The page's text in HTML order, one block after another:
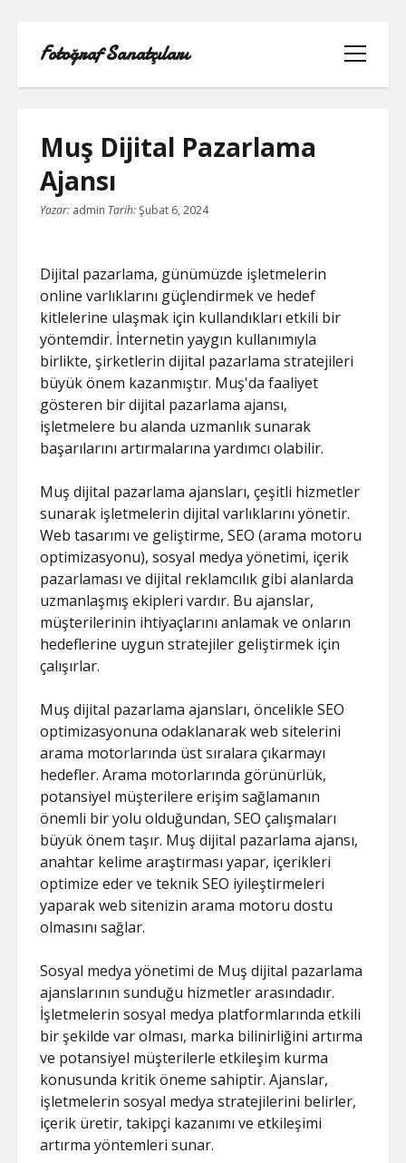
Fotoğraf Sanatçıları
menüyü
aç
SPOTIFY TAKIPÇI HILESI EN İYI
TWITTER PROFIL RESMI SIĞMIYOR
YOUTUBE DISLIKE YÜKLEME HILESI
Muş Dijital Pazarlama
Ajansı
Yazar: admin Tarih:Şubat 6, 2024
Dijital pazarlama, günümüzde işletmelerin
online varlıklarını güçlendirmek ve hedef
kitlelerine ulaşmak için kullandıkları etkili bir
yöntemdir. İnternetin yaygın kullanımıyla
birlikte, şirketlerin dijital pazarlama stratejileri
büyük önem kazanmıştır. Muş'da faaliyet
gösteren bir dijital pazarlama ajansı,
işletmelere bu alanda uzmanlık sunarak
başarılarını artırmalarına yardımcı olabilir.
Muş dijital pazarlama ajansları, çeşitli hizmetler
sunarak işletmelerin dijital varlıklarını yönetir.
Web tasarımı ve geliştirme, SEO (arama motoru
optimizasyonu), sosyal medya yönetimi, içerik
pazarlaması ve dijital reklamcılık gibi alanlarda
uzmanlaşmış ekipleri vardır. Bu ajanslar,
müşterilerinin ihtiyaçlarını anlamak ve onların
hedeflerine uygun stratejiler geliştirmek için
çalışırlar.
Muş dijital pazarlama ajansları, öncelikle SEO
optimizasyonuna odaklanarak web sitelerini
arama motorlarında üst sıralara çıkarmayı
hedefler. Arama motorlarında görünürlük,
potansiyel müşterilere erişim sağlamanın
önemli bir yolu olduğundan, SEO çalışmaları
büyük önem taşır. Muş dijital pazarlama ajansı,
anahtar kelime araştırması yapar, içerikleri
optimize eder ve teknik SEO iyileştirmeleri
yaparak web sitenizin arama motoru dostu
olmasını sağlar.
Sosyal medya yönetimi de Muş dijital pazarlama
ajanslarının sunduğu hizmetler arasındadır.
İşletmelerin sosyal medya platformlarında etkili
bir şekilde var olması, marka bilinirliğini artırma
ve potansiyel müşterilerle etkileşim kurma
konusunda kritik öneme sahiptir. Ajanslar,
işletmelerin sosyal medya stratejilerini belirler,
içerik üretir, takipçi kazanımı ve etkileşimi
artırma yöntemleri sunar.